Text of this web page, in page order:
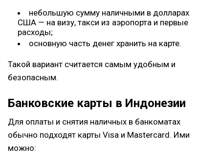
небольшую сумму наличными в долларах
США — на визу, такси из аэропорта и первые
расходы;
основную часть денег хранить на карте.
Такой вариант считается самым удобным и
безопасным.
Банковские карты в Индонезии
Для оплаты и снятия наличных в банкоматах
обычно подходят карты Visa и Mastercard. Ими
можно: